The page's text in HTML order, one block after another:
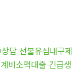
담 선불유심내구제
비소액대출 긴급생